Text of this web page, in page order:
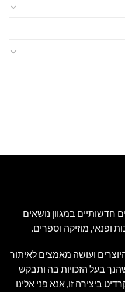
חדשותיים במגוון נושאים
ופנאי, מוזיקה וספרים.
ועושה מאמצים לאיתור
שהנך בעל הזכויות בה ותבקש
ביצירה זו, אנא פני אלינו